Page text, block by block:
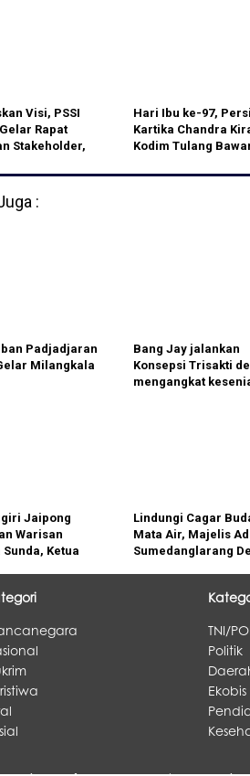
Visi, PSSI
Rapat
Stakeholder,
Sepak Bola
dan
Hari Ibu ke-97,
Kartika Chandra
Kodim Tulang
Lomba Bola Voli
:
Padjadjaran
Milangkala
Bang Jay jalankan
Konsepsi Trisakti
mengangkat
Jaipong
Warisan
Sunda, Ketua
Wisata
Lindungi Cagar
Mata Air, Majelis
Sumedanglarang
TNI/
Politik
Ekobis